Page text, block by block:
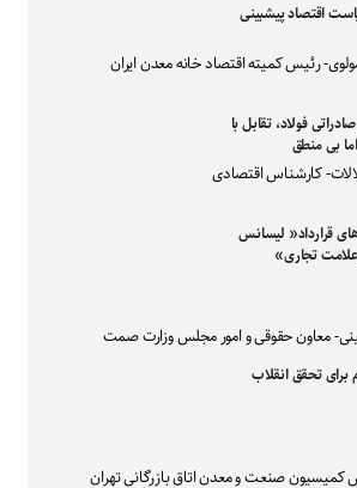
اقتصاد پیشبینی
رئیس کمیته اقتصاد خانه معدن ایران
فولاد، تقابل با
بی منطق
کارشناس اقتصادی
قرارداد« لیسانس
علامت تجاری»
معاون حقوقی و امور مجلس وزارت صمت
برای تحقق انقلاب
صنعت و معدن اتاق بازرگانی تهران